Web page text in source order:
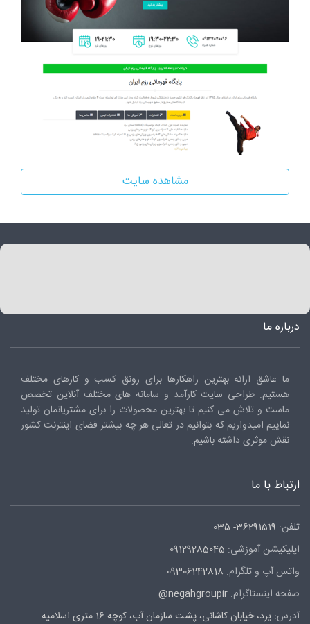
مشاهده سایت
درباره ما
ما عاشق ارائه بهترین راهکارها برای رونق کسب و کارهای مختلف
هستیم. طراحی سایت کارآمد و سامانه های مختلف آنلاین تخصص
ماست و تلاش می کنیم تا بهترین محصولات را برای مشتریانمان تولید
نماییم.امیدواریم که بتوانیم در تعالی هر چه بیشتر فضای اینترنت کشور
نقش موثری داشته باشیم.
ارتباط با ما
تلفن: 36291519- 035
اپلیکیشن آموزشی: 09129285045
واتس آپ و تلگرام: 09306242818
صفحه اینستاگرام: negahgroupir@
آدرس: یزد، خیابان کاشانی، پشت سازمان آب، کوچه 16 متری اسلامیه